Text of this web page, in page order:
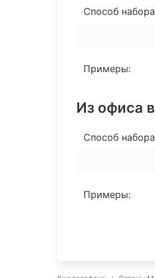
Способ
Примеры:
Из офиса
Способ
Примеры: